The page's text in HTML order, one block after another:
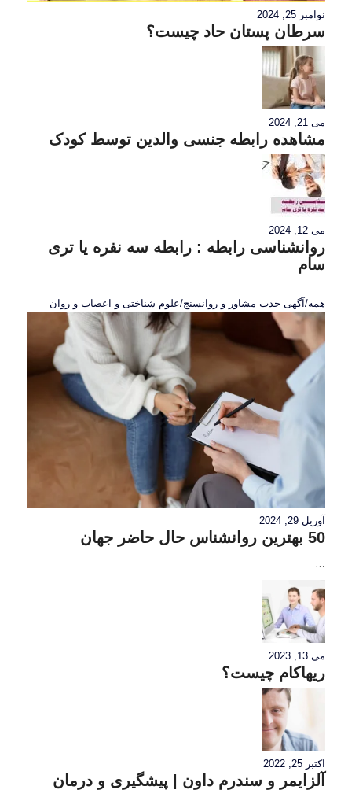
نوامبر 25, 2024
سرطان پستان حاد چیست؟
می 21, 2024
مشاهده رابطه جنسی والدین توسط کودک
می 12, 2024
روانشناسی رابطه : رابطه سه نفره یا تری
سام
همه/آگهی جذب مشاور و روانسنج/علوم شناختی و اعصاب و روان
آوریل 29, 2024
50 بهترین روانشناس حال حاضر جهان
می 13, 2023
ریهاکام چیست؟
اکتبر 25, 2022
آلزایمر و سندرم داون | پیشگیری و درمان